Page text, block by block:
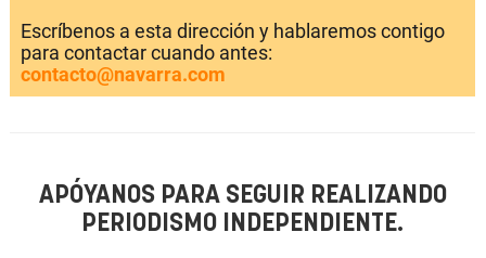
Escríbenos a esta dirección y hablaremos contigo
para contactar cuando antes:
contacto@navarra.com
APÓYANOS PARA SEGUIR REALIZANDO
PERIODISMO INDEPENDIENTE.